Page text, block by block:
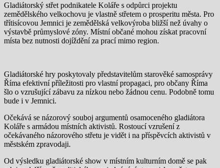
Gladiátorský střet podnikatele Koláře s odpůrci projektu
zemědělského velkochovu je vlastně střetem o prosperitu města. Pro
třítisícovou Jemnici je zemědělská velkovýroba bližší než úvahy o
výstavbě průmyslové zóny. Místní občané mohou získat pracovní
místa bez nutnosti dojíždění za prací mimo region.
Gladiátorské hry poskytovaly představitelům starověké samosprávy
Říma efektivní příležitosti pro vlastní propagaci, pro občany Říma
šlo o vzrušující zábavu za nízkou nebo žádnou cenu. Podobně tomu
bude i v Jemnici.
Očekává se názorový souboj argumentů osamoceného gladiátora
Koláře s armádou místních aktivistů. Rostoucí vzrušení z
očekávaného názorového střetu je vidět i na příspěvcích aktivistů v
městském zpravodaji.
Od výsledku gladiátorské show v místním kulturním domě se pak